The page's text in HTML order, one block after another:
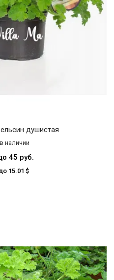
душистая
наличии
45 руб.
15.01 $